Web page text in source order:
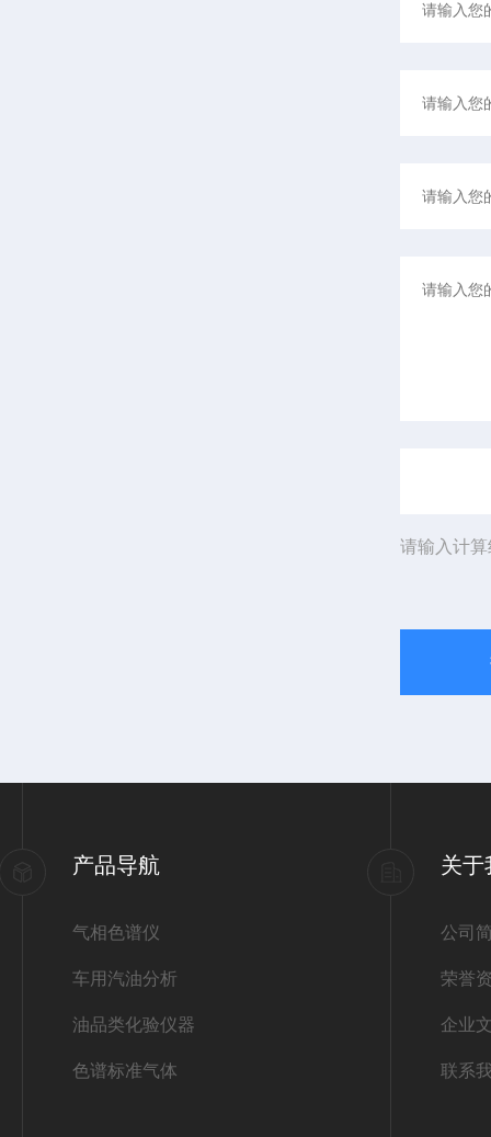
请输入计
产品导航
气相色谱仪
车用汽油分析
油品类化验仪器
色谱标准气体
关于
公司
荣誉
企业
联系